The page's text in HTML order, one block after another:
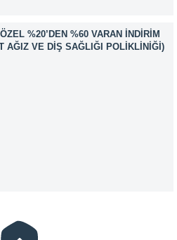
%20’DEN %60 VARAN İNDIRIM
AĞIZ VE DIŞ SAĞLIĞI POLIKLINIĞI)